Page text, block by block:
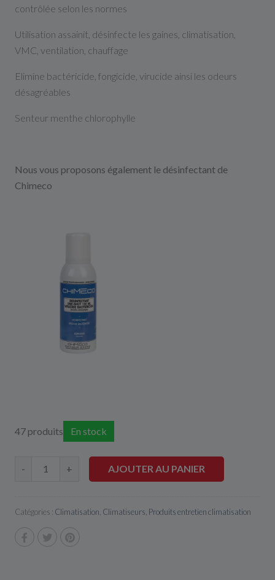
contrôlée selon les normes
Utilisation assainit, désinfecte les gaines, climatisation,
VMC, ventilation, chauffage
Elimine bactéricide, fongicide, virucide ainsi les odeurs
désagréables
Senteur menthe chlorophylle
Nous vous proposons également le désinfectant de
Chimeco
47 produits En stock
- + AJOUTER AU PANIER
Catégories : Climatisation Climatiseurs Produits entretien climatisation